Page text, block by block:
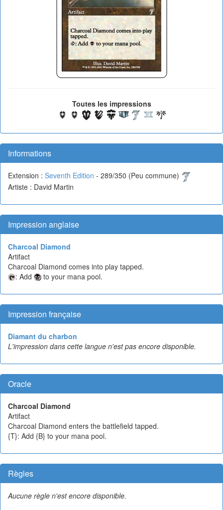
Toutes les impressions
Informations
Extension : Seventh Edition - 289/350 (Peu commune)
Artiste : David Martin
Impression anglaise
Charcoal Diamond
Artifact
Charcoal Diamond comes into play tapped.
: Add
to your mana pool.
Impression française
Diamant du charbon
L'impression dans cette langue n'est pas encore disponible.
Oracle
Charcoal Diamond
Artifact
Charcoal Diamond enters the battlefield tapped.
{T}: Add {B} to your mana pool.
Règles
Aucune règle n'est encore disponible.